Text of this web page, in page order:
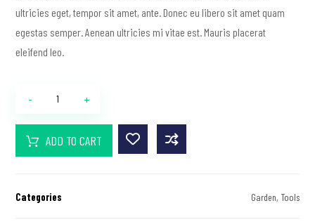
ultricies eget, tempor sit amet, ante. Donec eu libero sit amet quam
egestas semper. Aenean ultricies mi vitae est. Mauris placerat
eleifend leo.
- +
ADD TO CART
Categories Garden, Tools